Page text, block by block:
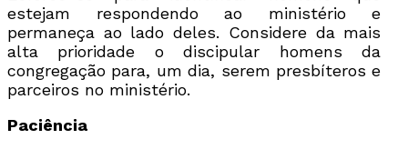
estejam respondendo ao ministério e
permaneça ao lado deles. Considere da mais
alta prioridade o discipular homens da
congregação para, um dia, serem presbíteros e
parceiros no ministério.
Paciência